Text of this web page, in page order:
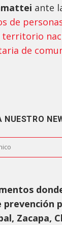
ante
de
de
NUESTRO
Zacapa,